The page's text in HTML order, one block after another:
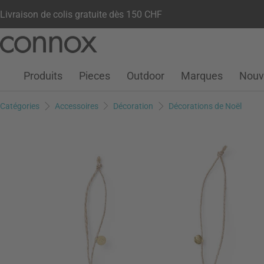
Livraison de colis gratuite dès 150 CHF
contenu
Votre compteListe de souhaits
Warenkorb
Produits Pieces Outdoor Marques
Catégories Accessoires Décoration Décorations de Noël